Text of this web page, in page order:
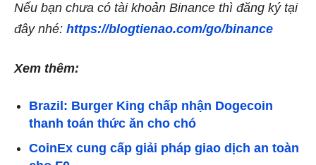
Nếu bạn chưa có tài khoản Binance thì đăng ký tại
đây nhé: https://blogtienao.com/go/binance
Xem thêm:
Brazil: Burger King chấp nhận Dogecoin
thanh toán thức ăn cho chó
CoinEx cung cấp giải pháp giao dịch an toàn